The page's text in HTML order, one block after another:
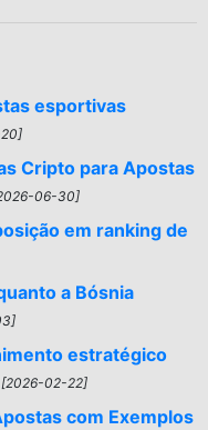
esportivas
Cripto para Apostas
06-30]
em ranking de
a Bósnia
estratégico
[2026-02-22]
com Exemplos